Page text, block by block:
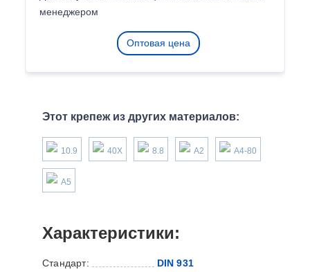
менеджером
Оптовая цена
Этот крепеж из других материалов:
10.9 40Х 8.8 А2 А4-80
А5
Характеристики:
Стандарт: DIN 931